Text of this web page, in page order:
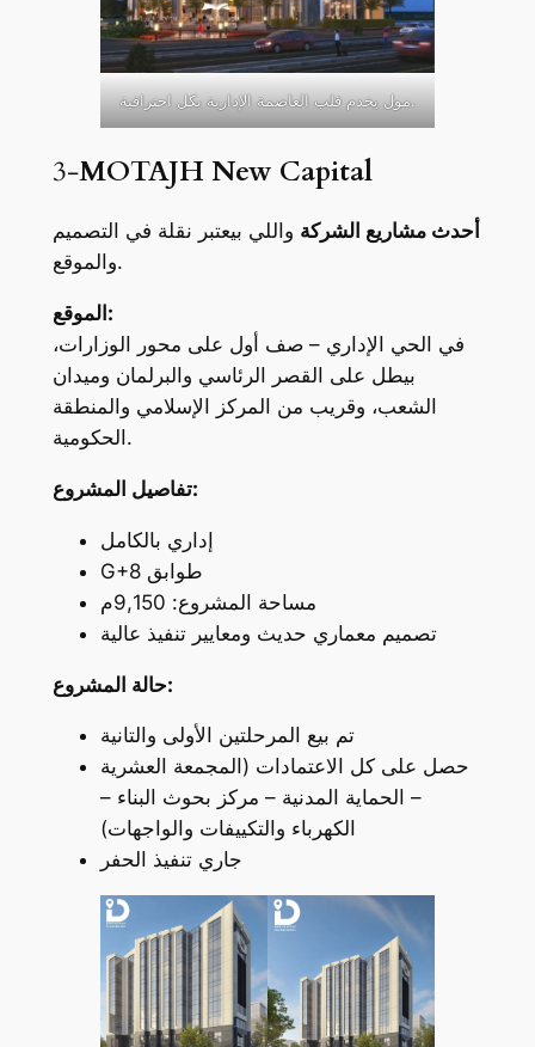
مول يخدم قلب العاصمة الإدارية بكل احترافية.
3-MOTAJH New Capital
أحدث مشاريع الشركة واللي بيعتبر نقلة في التصميم
والموقع.
الموقع:
في الحي الإداري – صف أول على محور الوزارات،
بيطل على القصر الرئاسي والبرلمان وميدان
الشعب، وقريب من المركز الإسلامي والمنطقة
الحكومية.
تفاصيل المشروع:
إداري بالكامل
G+8 طوابق
مساحة المشروع: 9,150م
تصميم معماري حديث ومعايير تنفيذ عالية
حالة المشروع:
تم بيع المرحلتين الأولى والتانية
حصل على كل الاعتمادات (المجمعة العشرية
– الحماية المدنية – مركز بحوث البناء –
الكهرباء والتكييفات والواجهات)
جاري تنفيذ الحفر